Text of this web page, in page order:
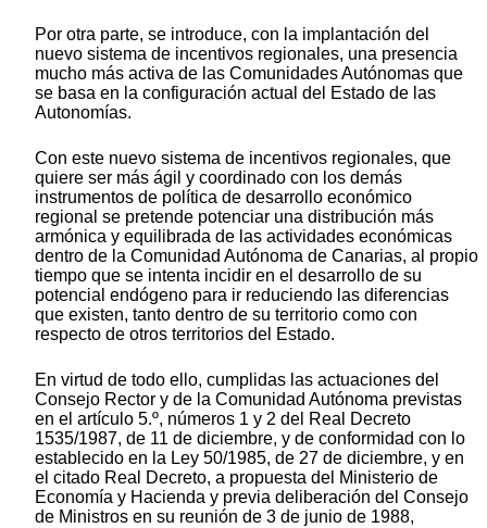
Por otra parte, se introduce, con la implantación del
nuevo sistema de incentivos regionales, una presencia
mucho más activa de las Comunidades Autónomas que
se basa en la configuración actual del Estado de las
Autonomías.
Con este nuevo sistema de incentivos regionales, que
quiere ser más ágil y coordinado con los demás
instrumentos de política de desarrollo económico
regional se pretende potenciar una distribución más
armónica y equilibrada de las actividades económicas
dentro de la Comunidad Autónoma de Canarias, al propio
tiempo que se intenta incidir en el desarrollo de su
potencial endógeno para ir reduciendo las diferencias
que existen, tanto dentro de su territorio como con
respecto de otros territorios del Estado.
En virtud de todo ello, cumplidas las actuaciones del
Consejo Rector y de la Comunidad Autónoma previstas
en el artículo 5.º, números 1 y 2 del Real Decreto
1535/1987, de 11 de diciembre, y de conformidad con lo
establecido en la Ley 50/1985, de 27 de diciembre, y en
el citado Real Decreto, a propuesta del Ministerio de
Economía y Hacienda y previa deliberación del Consejo
de Ministros en su reunión de 3 de junio de 1988,